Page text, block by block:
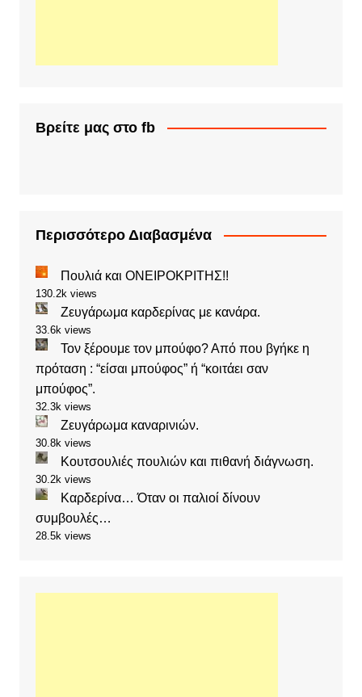
Βρείτε μας στο fb
Περισσότερο Διαβασμένα
Πουλιά και ΟΝΕΙΡΟΚΡΙΤΗΣ!!
130.2k views
Ζευγάρωμα καρδερίνας με κανάρα.
33.6k views
Τον ξέρουμε τον μπούφο? Από που βγήκε η
πρόταση : “είσαι μπούφος” ή “κοιτάει σαν
μπούφος”.
32.3k views
Ζευγάρωμα καναρινιών.
30.8k views
Κουτσουλιές πουλιών και πιθανή διάγνωση.
30.2k views
Καρδερίνα… Όταν οι παλιοί δίνουν
συμβουλές…
28.5k views